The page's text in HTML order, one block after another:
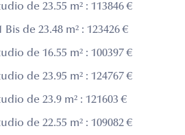
de 23.55 m² : 113846 €
de 23.48 m² : 123426 €
de 16.55 m² : 100397 €
de 23.95 m² : 124767 €
de 23.9 m² : 121603 €
de 22.55 m² : 109082 €